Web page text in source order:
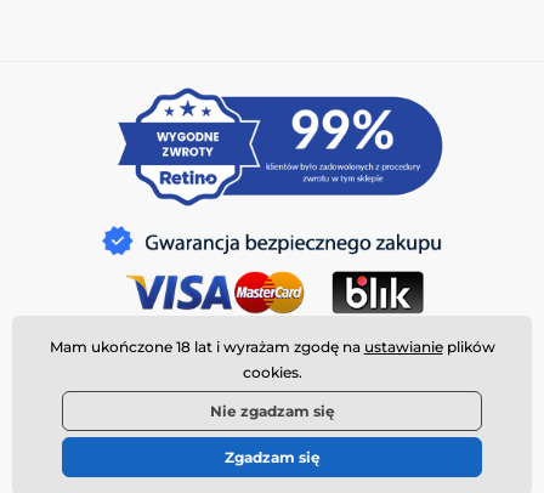
© 2026 www.deeplove.pl ⦁ Utworzono e-sklep
Mam ukończone 18 lat i wyrażam zgodę na ustawianieplików
cookies.
Nie zgadzam się
Zgadzam się